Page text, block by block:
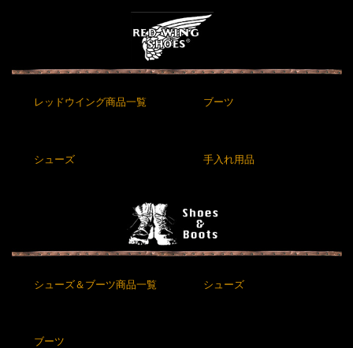
レッドウイング商品一覧 ブーツ
シューズ 手入れ用品
シューズ＆ブーツ商品一覧 シューズ
ブーツ